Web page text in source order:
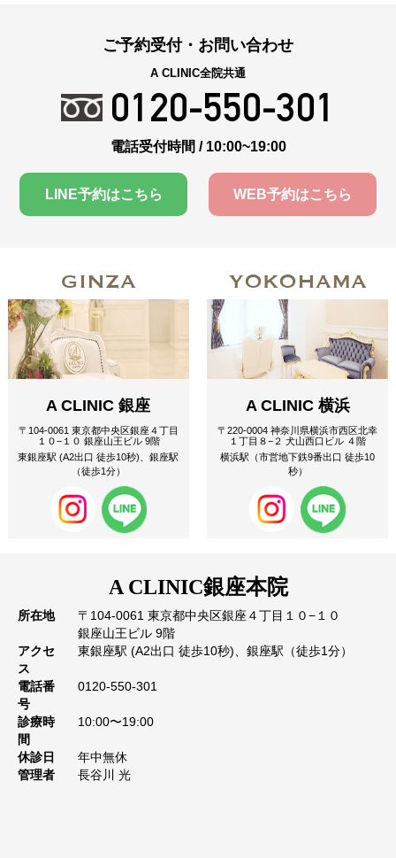
ご予約受付・お問い合わせ
A CLINIC全院共通
0120-550-301
電話受付時間 / 10:00~19:00
LINE予約はこちら WEB予約はこちら
GINZA
A CLINIC 銀座
〒104-0061 東京都中央区銀座４丁目
１０−１０ 銀座山王ビル 9階
東銀座駅 (A2出口 徒歩10秒)、銀座駅
（徒歩1分）
YOKOHAMA
A CLINIC 横浜
〒220-0004 神奈川県横浜市西区北幸
１丁目８−２ 犬山西口ビル ４階
横浜駅（市営地下鉄9番出口 徒歩10
秒）
A CLINIC銀座本院
所在地
〒104-0061 東京都中央区銀座４丁目１０−１０
銀座山王ビル 9階
アクセ
ス
東銀座駅 (A2出口 徒歩10秒)、銀座駅（徒歩1分）
電話番
号
0120-550-301
診療時
間
10:00〜19:00
休診日
年中無休
管理者
長谷川 光